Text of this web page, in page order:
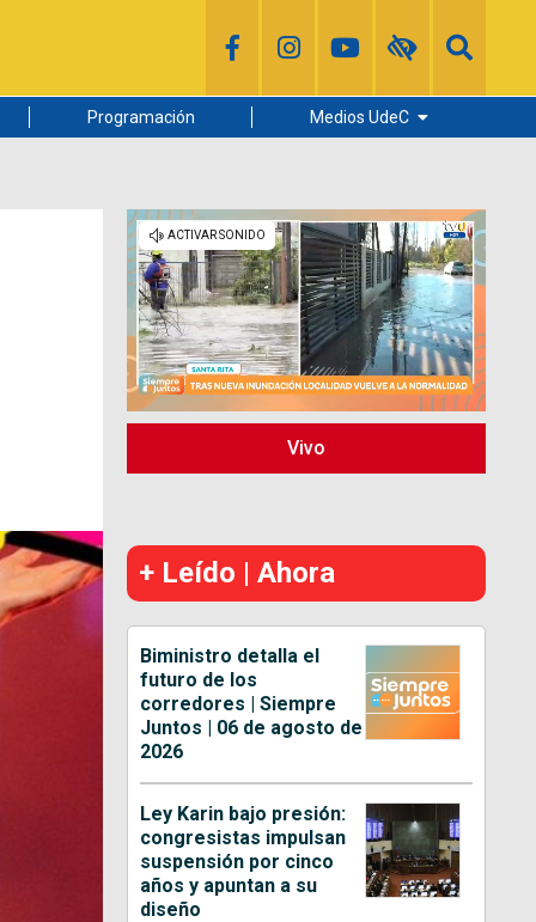
Programación Medios UdeC
Radio UdeC
Noticias UdeC
La Discusión
Vivo
+ Leído | Ahora
Biministro detalla el
futuro de los
corredores | Siempre
Juntos | 06 de agosto de
2026
Ley Karin bajo presión:
congresistas impulsan
suspensión por cinco
años y apuntan a su
diseño